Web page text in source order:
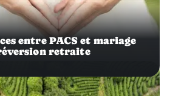
entre PACS et mariage
retraite